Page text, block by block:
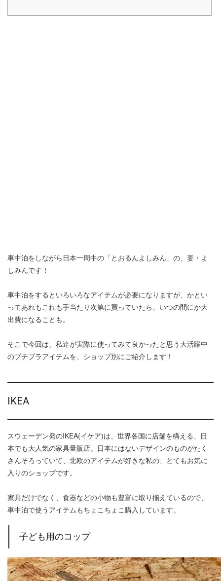
車中泊をしながら日本一周中の「とおるんよしみん」の、妻・よ
しみんです！
車中泊をするといろいろなアイテムが必要になりますが、かとい
ってあれもこれも手当たり次第に買っていたら、いつの間にか大
出費になることも。
そこで今回は、私達が実際に使ってみて良かったと思う大活躍中
のプチプラアイテムを、ショップ別にご紹介します！
IKEA
スウェーデン発のIKEA(イケア)は、世界各国に店舗を構える、日
本でも大人気の家具量販店。日本にはないデザインのものがたく
さんそろっていて、北欧のアイテムが好きな私の、とてもお気に
入りのショップです。
家具だけでなく、食器などの小物も豊富に取り揃えているので、
車中泊で使うアイテムもちょこちょこ購入しています。
子ども用のコップ